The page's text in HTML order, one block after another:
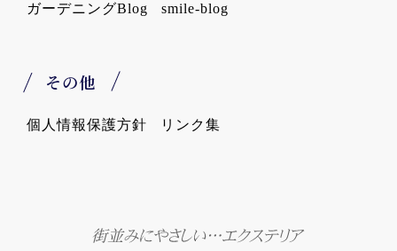
ガーデニングBlog smile-blog
その他
個人情報保護方針 リンク集